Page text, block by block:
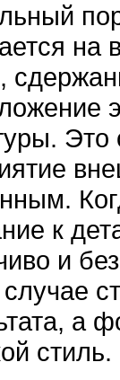
на
к
и
а
стиль.